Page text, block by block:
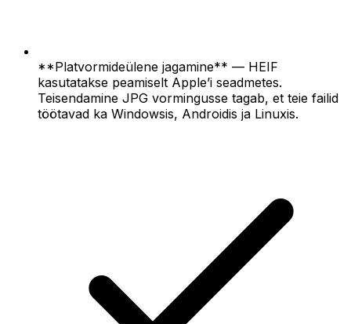
**Platvormideülene jagamine** — HEIF
kasutatakse peamiselt Apple’i seadmetes.
Teisendamine JPG vormingusse tagab, et teie failid
töötavad ka Windowsis, Androidis ja Linuxis.